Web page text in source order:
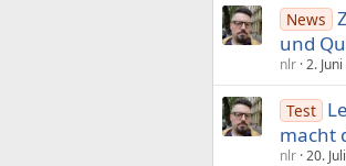
News
und
nlr 2.
Test
macht
nlr 20.